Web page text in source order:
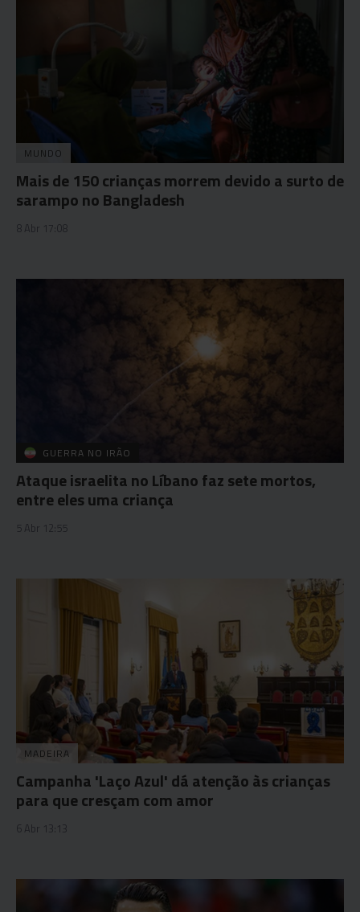
MUNDO
Mais de 150 crianças morrem devido a surto de
sarampo no Bangladesh
8 Abr 17:08
GUERRA NO IRÃO
Ataque israelita no Líbano faz sete mortos,
entre eles uma criança
5 Abr 12:55
MADEIRA
Campanha 'Laço Azul' dá atenção às crianças
para que cresçam com amor
6 Abr 13:13